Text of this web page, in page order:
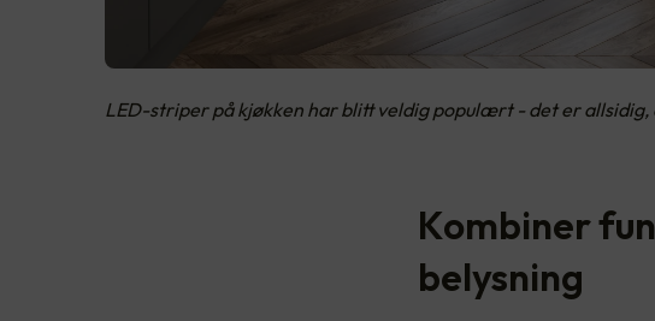
LED-striper på kjøkken har blitt veldig populært - det er
Kombiner
belysning